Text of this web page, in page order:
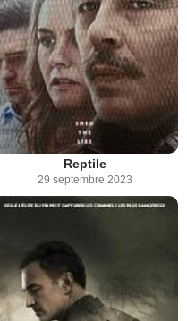
Reptile
29 septembre 2023